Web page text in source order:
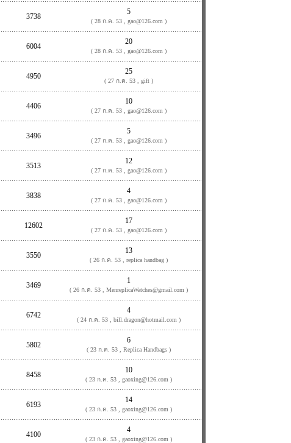
3738
5
( 28 ก.ค. 53 , gao@126.com )
6004
20
( 28 ก.ค. 53 , gao@126.com )
4950
25
( 27 ก.ค. 53 , gift )
4406
10
( 27 ก.ค. 53 , gao@126.com )
3496
5
( 27 ก.ค. 53 , gao@126.com )
3513
12
( 27 ก.ค. 53 , gao@126.com )
3838
4
( 27 ก.ค. 53 , gao@126.com )
12602
17
( 27 ก.ค. 53 , gao@126.com )
3550
13
( 26 ก.ค. 53 , replica handbag )
3469
1
( 26 ก.ค. 53 , MenreplicaWatches@gmail.com )
6742
4
( 24 ก.ค. 53 , bill.dragon@hotmail.com )
5802
6
( 23 ก.ค. 53 , Replica Handbags )
8458
10
( 23 ก.ค. 53 , gaoxing@126.com )
6193
14
( 23 ก.ค. 53 , gaoxing@126.com )
4100
4
( 23 ก.ค. 53 , gaoxing@126.com )